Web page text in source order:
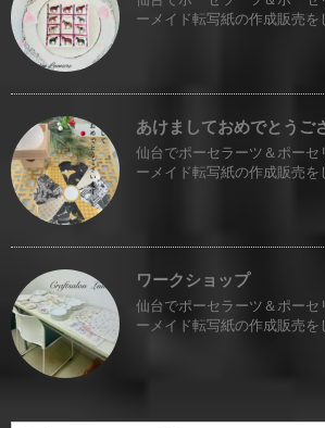
ーメイド転写紙の作成販売を
あけましておめでとう
仙台でポーセラーツ＆ポー
ーメイド転写紙の作成販売を
ワークショップ
仙台でポーセラーツ＆ポー
ーメイド転写紙の作成販売を